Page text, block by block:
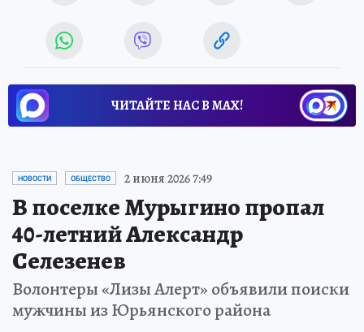
ЧИТАЙТЕ НАС В МАХ!
НОВОСТИ ОБЩЕСТВО 2 июня 2026 7:49
В поселке Мурыгино пропал
40-летний Александр
Селезенев
Волонтеры «Лизы Алерт» объявили поиски
мужчины из Юрьянского района